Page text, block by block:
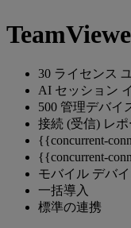
30 ライセンス
AI セッション
500 管理デバイ
接続 (受信) レポ
{{concurrent-
{{concurrent-
モバイル デバ
一括導入
標準の連携